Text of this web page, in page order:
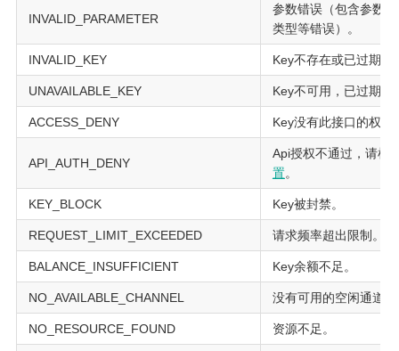
INVALID_PARAMETER
参数错误（包含参数
类型等错误）。
INVALID_KEY Key不存在或已过期。
UNAVAILABLE_KEY Key不可用，已过期或
ACCESS_DENY Key没有此接口的权限
API_AUTH_DENY
Api授权不通过，请检
置。
KEY_BLOCK Key被封禁。
REQUEST_LIMIT_EXCEEDED 请求频率超出限制。
BALANCE_INSUFFICIENT Key余额不足。
NO_AVAILABLE_CHANNEL 没有可用的空闲通道。
NO_RESOURCE_FOUND 资源不足。